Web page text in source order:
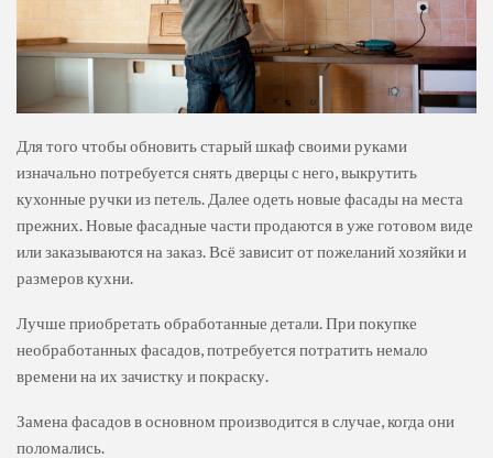
Для того чтобы обновить старый шкаф своими руками
изначально потребуется снять дверцы с него, выкрутить
кухонные ручки из петель. Далее одеть новые фасады на места
прежних. Новые фасадные части продаются в уже готовом виде
или заказываются на заказ. Всё зависит от пожеланий хозяйки и
размеров кухни.
Лучше приобретать обработанные детали. При покупке
необработанных фасадов, потребуется потратить немало
времени на их зачистку и покраску.
Замена фасадов в основном производится в случае, когда они
поломались.